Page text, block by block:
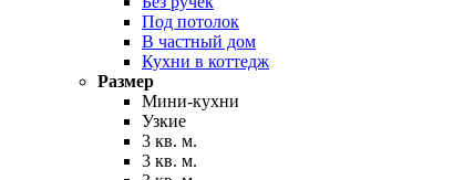
Под потолок
В частный дом
Кухни в коттедж
Размер
Мини-кухни
Узкие
3 кв. м.
3 кв. м.